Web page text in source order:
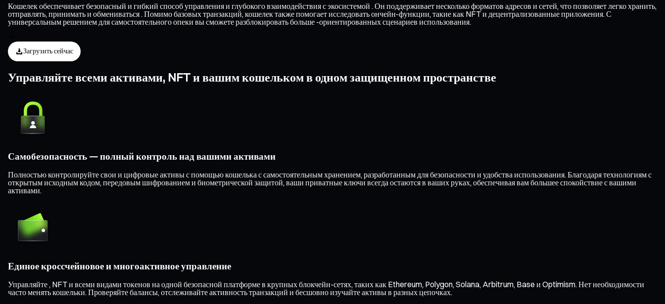
Кошелек обеспечивает безопасный и гибкий способ управления и глубокого взаимодействия с экосистемой . Он поддерживает несколько форматов адресов и сетей, что позволяет легко хранить,
отправлять, принимать и обмениваться . Помимо базовых транзакций, кошелек также помогает исследовать ончейн-функции, такие как NFT и децентрализованные приложения. С
универсальным решением для самостоятельного опеки вы сможете разблокировать больше -ориентированных сценариев использования.
Загрузить сейчас
Управляйте всеми активами, NFT и вашим кошельком в одном защищенном пространстве
Самобезопасность — полный контроль над вашими активами
Полностью контролируйте свои и цифровые активы с помощью кошелька с самостоятельным хранением, разработанным для безопасности и удобства использования. Благодаря технологиям с
открытым исходным кодом, передовым шифрованием и биометрической защитой, ваши приватные ключи всегда остаются в ваших руках, обеспечивая вам большее спокойствие с вашими
активами.
Единое кроссчейновое и многоактивное управление
Управляйте , NFT и всеми видами токенов на одной безопасной платформе в крупных блокчейн-сетях, таких как Ethereum, Polygon, Solana, Arbitrum, Base и Optimism. Нет необходимости
часто менять кошельки. Проверяйте балансы, отслеживайте активность транзакций и бесшовно изучайте активы в разных цепочках.